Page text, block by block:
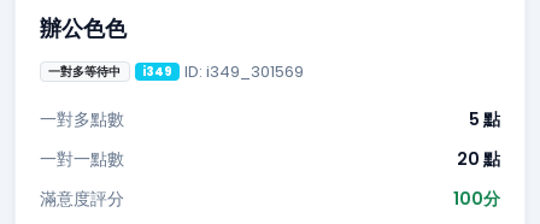
辦公色色
一對多等待中 i349 ID: i349_301569
一對多點數
5 點
一對一點數
20 點
滿意度評分
100分